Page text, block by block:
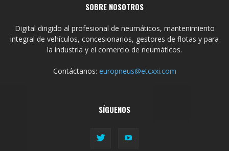
SOBRE NOSOTROS
Digital dirigido al profesional de neumáticos, mantenimiento
integral de vehículos, concesionarios, gestores de flotas y para
la industria y el comercio de neumáticos.
Contáctanos: europneus@etcxxi.com
SÍGUENOS